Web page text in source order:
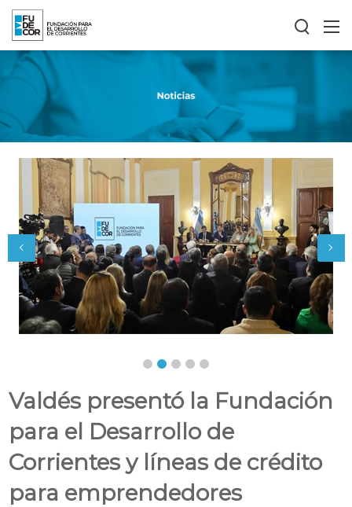
Previous Next
Valdés presentó la Fundación
para el Desarrollo de
Corrientes y líneas de crédito
para emprendedores